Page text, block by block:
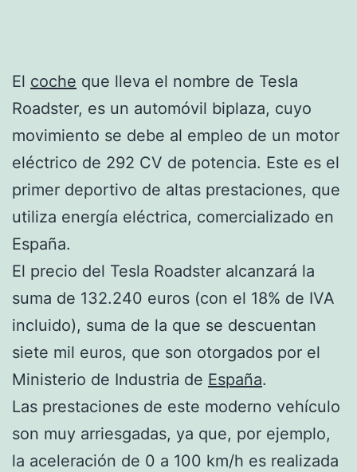
El coche que lleva el nombre de Tesla
Roadster, es un automóvil biplaza, cuyo
movimiento se debe al empleo de un motor
eléctrico de 292 CV de potencia. Este es el
primer deportivo de altas prestaciones, que
utiliza energía eléctrica, comercializado en
España.
El precio del Tesla Roadster alcanzará la
suma de 132.240 euros (con el 18% de IVA
incluido), suma de la que se descuentan
siete mil euros, que son otorgados por el
Ministerio de Industria de España.
Las prestaciones de este moderno vehículo
son muy arriesgadas, ya que, por ejemplo,
la aceleración de 0 a 100 km/h es realizada